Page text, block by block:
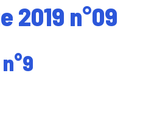
2019 n°09